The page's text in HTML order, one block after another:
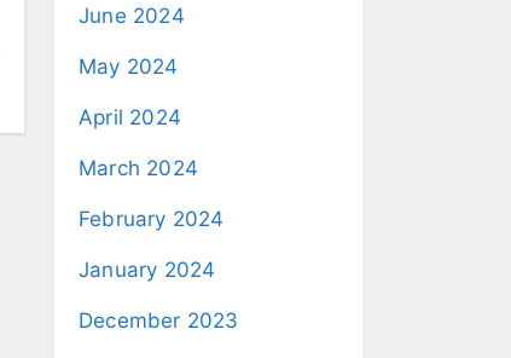
June 2024
May 2024
April 2024
March 2024
February 2024
January 2024
December 2023